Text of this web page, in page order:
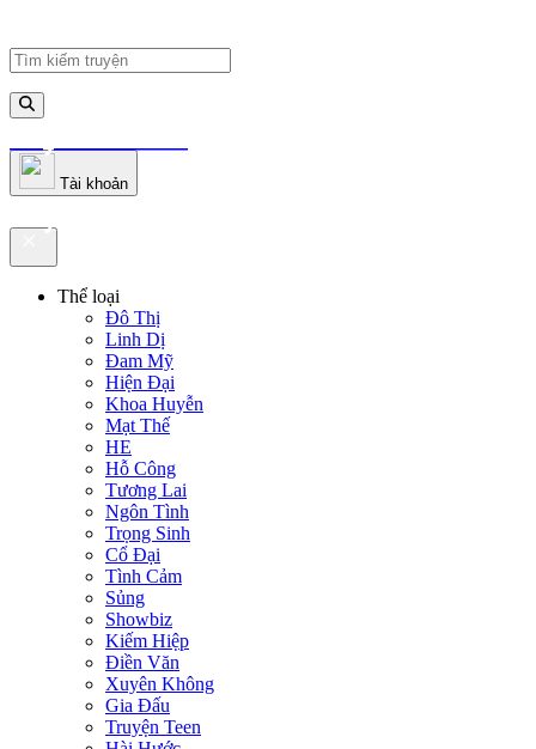
truyenfullz.com
Tài khoản
truyenfullz.com
Thể loại
Đô Thị
Linh Dị
Đam Mỹ
Hiện Đại
Khoa Huyễn
Mạt Thế
HE
Hỗ Công
Tương Lai
Ngôn Tình
Trọng Sinh
Cổ Đại
Tình Cảm
Sủng
Showbiz
Kiếm Hiệp
Điền Văn
Xuyên Không
Gia Đấu
Truyện Teen